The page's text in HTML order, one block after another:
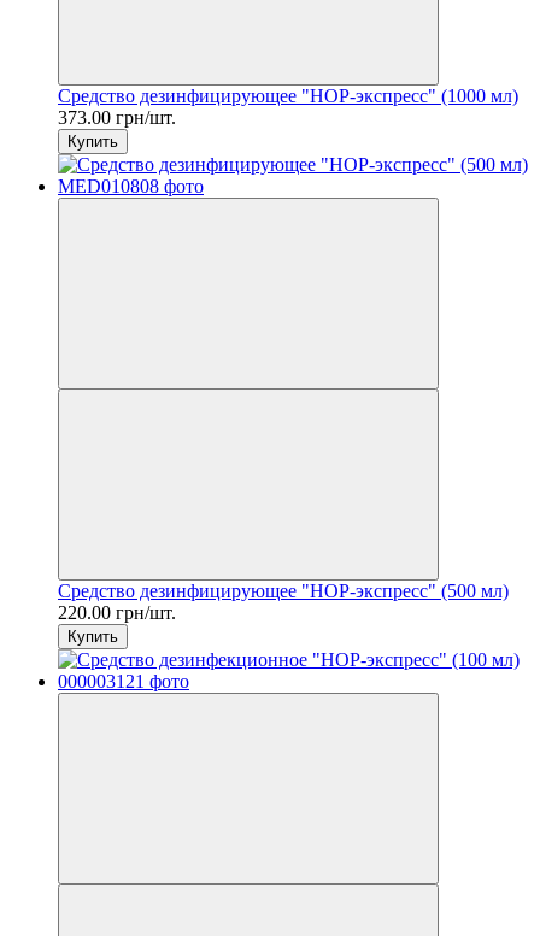
Средство дезинфицирующее "НОР-экспресс" (1000 мл)
373.00 грн/шт.
Купить
Средство дезинфицирующее "НОР-экспресс" (500 мл)
220.00 грн/шт.
Купить